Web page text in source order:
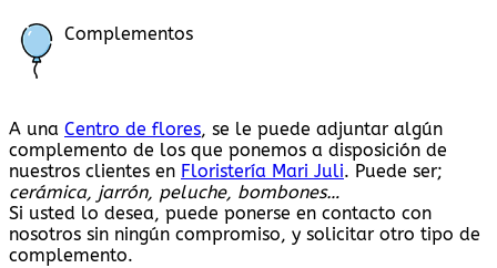
Complementos
A una Centro de flores, se le puede adjuntar algún
complemento de los que ponemos a disposición de
nuestros clientes en Floristería Mari Juli. Puede ser;
cerámica, jarrón, peluche, bombones…
Si usted lo desea, puede ponerse en contacto con
nosotros sin ningún compromiso, y solicitar otro tipo de
complemento.